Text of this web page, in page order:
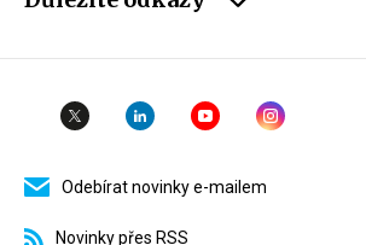
Odebírat novinky e-mailem
Novinky přes RSS